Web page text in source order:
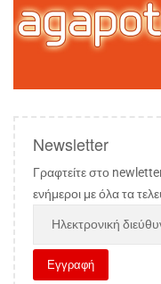
Newsletter
Γραφτείτε στο
ενήμεροι με όλα τα